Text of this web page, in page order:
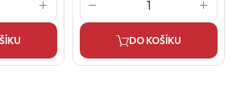
DO KOŠÍKU